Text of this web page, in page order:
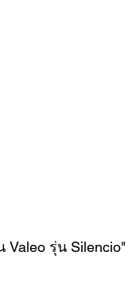
รุ่น Silencio"